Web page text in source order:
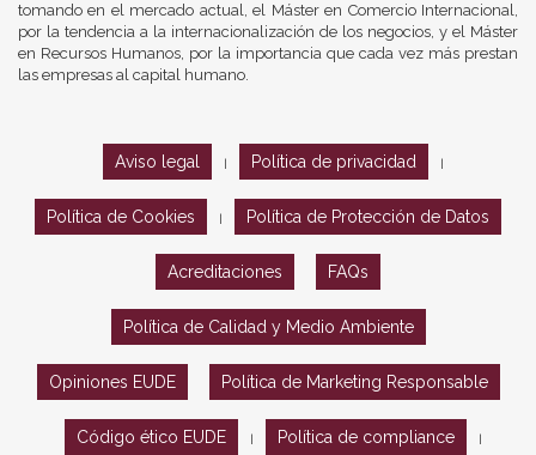
tomando en el mercado actual, el Máster en Comercio Internacional,
por la tendencia a la internacionalización de los negocios, y el Máster
en Recursos Humanos, por la importancia que cada vez más prestan
las empresas al capital humano.
Aviso legal Política de privacidad
Política de Cookies Política de Protección de Datos
Acreditaciones FAQs
Política de Calidad y Medio Ambiente
Opiniones EUDE Política de Marketing Responsable
Código ético EUDE Política de compliance